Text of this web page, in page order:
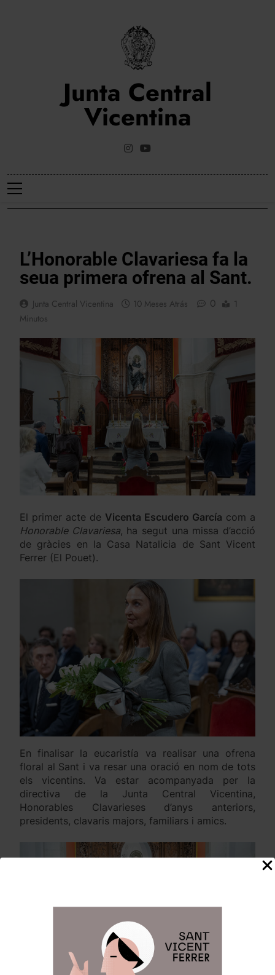
Junta Central
Vicentina
Web Oficial De La Junta Central Vicentina De Valencia
L’Honorable Clavariesa fa la
seua primera ofrena al Sant.
Junta Central Vicentina 10 Meses Atrás 0
1
Minutos
El primer acte de Vicenta Escudero García com a
Honorable Clavariesa, ha segut una missa d’acció
de gràcies en la Casa Natalicia de Sant Vicent
Ferrer (El Pouet).
En finalisar la eucaristía va realisar una ofrena
floral al Sant i va resar una oració en nom de tots
els vicentins. Va estar acompanyada per la
directiva de la Junta Central Vicentina,
Honorables Clavarieses d’anys anteriors,
presidents, clavaris majors, familiars i amics.